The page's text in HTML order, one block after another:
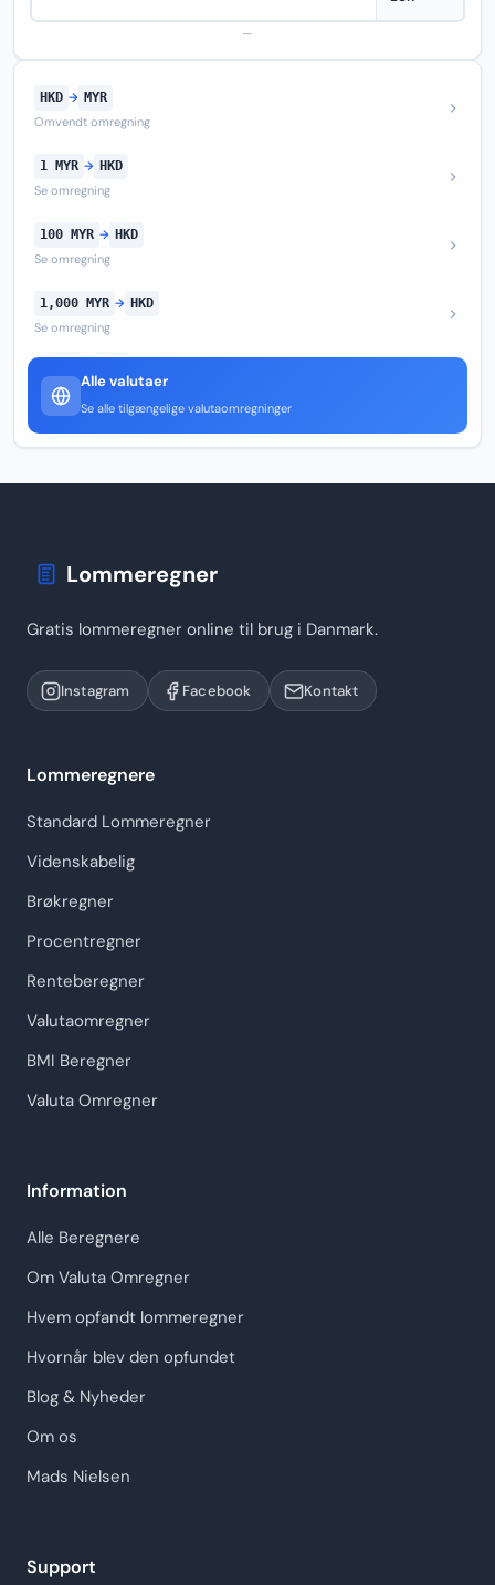
—
HKD → MYR
Omvendt omregning
1 MYR → HKD
Se omregning
100 MYR → HKD
Se omregning
1,000 MYR → HKD
Se omregning
Alle valutaer
Se alle tilgængelige valutaomregninger
Lommeregner
Gratis lommeregner online til brug i Danmark.
Instagram Facebook Kontakt
Lommeregnere
Standard Lommeregner
Videnskabelig
Brøkregner
Procentregner
Renteberegner
Valutaomregner
BMI Beregner
Valuta Omregner
Information
Alle Beregnere
Om Valuta Omregner
Hvem opfandt lommeregner
Hvornår blev den opfundet
Blog & Nyheder
Om os
Mads Nielsen
Support